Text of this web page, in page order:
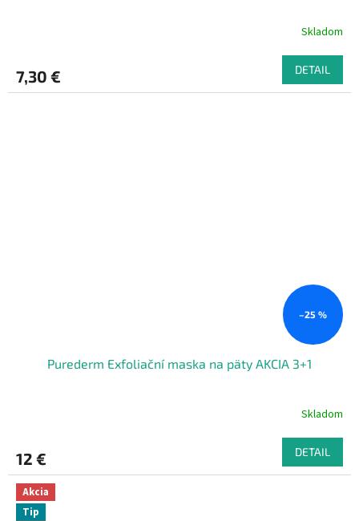
Skladom
7,30 € DETAIL
–25 %
Purederm Exfoliační maska na päty AKCIA 3+1
Skladom
12 € DETAIL
Akcia
Tip